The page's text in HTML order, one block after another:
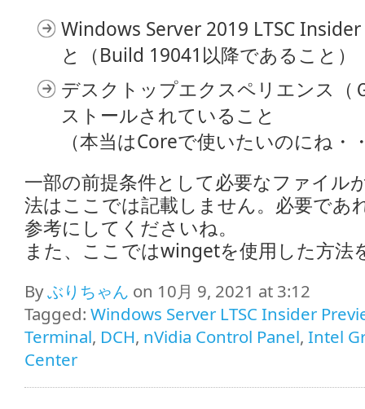
Windows Server 2019 LTSC
と（Build 19041以降であること）
デスクトップエクスペリエンス（
ストールされていること
（本当はCoreで使いたいのにね
一部の前提条件として必要なファイル
法はここでは記載しません。必要であ
参考にしてくださいね。
また、ここではwingetを使用した方法
Byぶりちゃん on 10月 9, 2021 at 3:12
Tagged: Windows Server LTSC Insider
Terminal, DCH, nVidia Control Panel, Intel
Center